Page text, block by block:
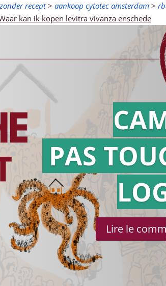
recept> aankoop cytotec amsterdam >
kan ik kopen levitra vivanza enschede
Lire le
PAS